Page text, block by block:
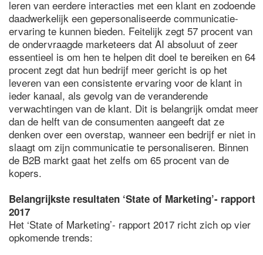
leren van eerdere interacties met een klant en zodoende
daadwerkelijk een gepersonaliseerde communicatie-
ervaring te kunnen bieden. Feitelijk zegt 57 procent van
de ondervraagde marketeers dat AI absoluut of zeer
essentieel is om hen te helpen dit doel te bereiken en 64
procent zegt dat hun bedrijf meer gericht is op het
leveren van een consistente ervaring voor de klant in
ieder kanaal, als gevolg van de veranderende
verwachtingen van de klant. Dit is belangrijk omdat meer
dan de helft van de consumenten aangeeft dat ze
denken over een overstap, wanneer een bedrijf er niet in
slaagt om zijn communicatie te personaliseren. Binnen
de B2B markt gaat het zelfs om 65 procent van de
kopers.
Belangrijkste resultaten ‘State of Marketing’- rapport
2017
Het ‘State of Marketing’- rapport 2017 richt zich op vier
opkomende trends: